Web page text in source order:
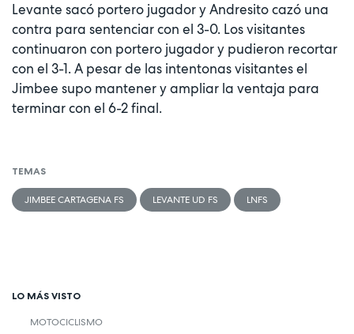
Levante sacó portero jugador y Andresito cazó una
contra para sentenciar con el 3-0. Los visitantes
continuaron con portero jugador y pudieron recortar
con el 3-1. A pesar de las intentonas visitantes el
Jimbee supo mantener y ampliar la ventaja para
terminar con el 6-2 final.
TEMAS
JIMBEE CARTAGENA FS LEVANTE UD FS LNFS
LO MÁS VISTO
MOTOCICLISMO